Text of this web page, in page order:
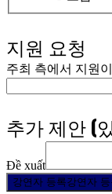
지원 요청
주최 측에서 지원
추가 제안 (
Đề xuất
강연자 등록강연자 등